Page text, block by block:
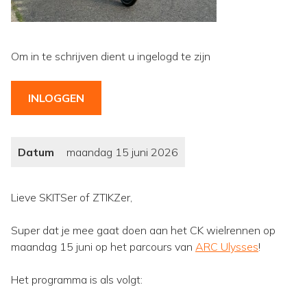
Om in te schrijven dient u ingelogd te zijn
INLOGGEN
Datum maandag 15 juni 2026
Lieve SKITSer of ZTIKZer,
Super dat je mee gaat doen aan het CK wielrennen op
maandag 15 juni op het parcours van ARC Ulysses!
Het programma is als volgt: